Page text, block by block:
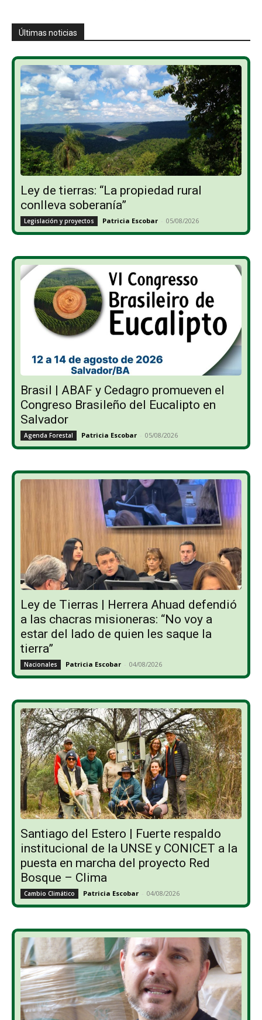
Últimas noticias
Ley de tierras: “La propiedad rural
conlleva soberanía”
Legislación y proyectos Patricia Escobar - 05/08/2026
Brasil | ABAF y Cedagro promueven el
Congreso Brasileño del Eucalipto en
Salvador
Agenda Forestal Patricia Escobar - 05/08/2026
Ley de Tierras | Herrera Ahuad defendió
a las chacras misioneras: “No voy a
estar del lado de quien les saque la
tierra”
Nacionales Patricia Escobar - 04/08/2026
Santiago del Estero | Fuerte respaldo
institucional de la UNSE y CONICET a la
puesta en marcha del proyecto Red
Bosque – Clima
Cambio Climático Patricia Escobar - 04/08/2026